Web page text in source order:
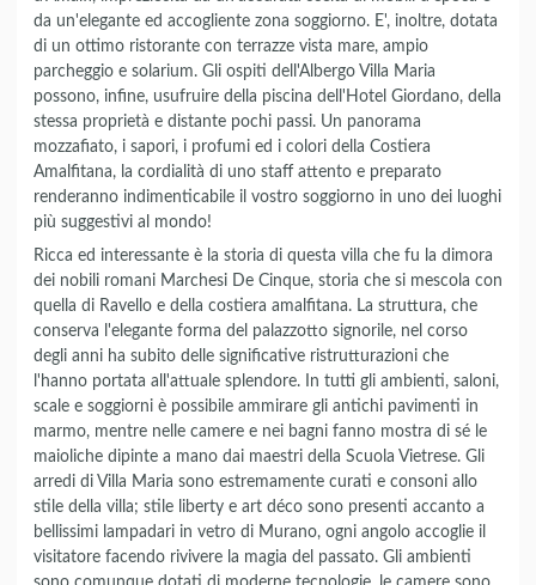
da un'elegante ed accogliente zona soggiorno. E', inoltre, dotata
di un ottimo ristorante con terrazze vista mare, ampio
parcheggio e solarium. Gli ospiti dell'Albergo Villa Maria
possono, infine, usufruire della piscina dell'Hotel Giordano, della
stessa proprietà e distante pochi passi. Un panorama
mozzafiato, i sapori, i profumi ed i colori della Costiera
Amalfitana, la cordialità di uno staff attento e preparato
renderanno indimenticabile il vostro soggiorno in uno dei luoghi
più suggestivi al mondo!
Ricca ed interessante è la storia di questa villa che fu la dimora
dei nobili romani Marchesi De Cinque, storia che si mescola con
quella di Ravello e della costiera amalfitana. La struttura, che
conserva l'elegante forma del palazzotto signorile, nel corso
degli anni ha subito delle significative ristrutturazioni che
l'hanno portata all'attuale splendore. In tutti gli ambienti, saloni,
scale e soggiorni è possibile ammirare gli antichi pavimenti in
marmo, mentre nelle camere e nei bagni fanno mostra di sé le
maioliche dipinte a mano dai maestri della Scuola Vietrese. Gli
arredi di Villa Maria sono estremamente curati e consoni allo
stile della villa; stile liberty e art déco sono presenti accanto a
bellissimi lampadari in vetro di Murano, ogni angolo accoglie il
visitatore facendo rivivere la magia del passato. Gli ambienti